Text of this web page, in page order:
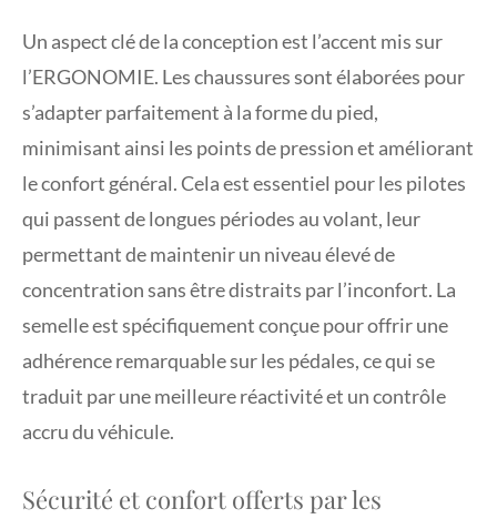
Un aspect clé de la conception est l’accent mis sur
l’ERGONOMIE. Les chaussures sont élaborées pour
s’adapter parfaitement à la forme du pied,
minimisant ainsi les points de pression et améliorant
le confort général. Cela est essentiel pour les pilotes
qui passent de longues périodes au volant, leur
permettant de maintenir un niveau élevé de
concentration sans être distraits par l’inconfort. La
semelle est spécifiquement conçue pour offrir une
adhérence remarquable sur les pédales, ce qui se
traduit par une meilleure réactivité et un contrôle
accru du véhicule.
Sécurité et confort offerts par les